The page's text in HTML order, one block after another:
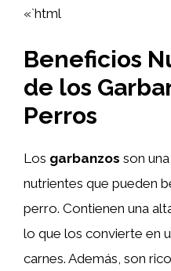
«`html
Beneficios
de los
Perros
Los garbanzos son
nutrientes que pueden
perro. Contienen una
lo que los convierte en
carnes. Además, son